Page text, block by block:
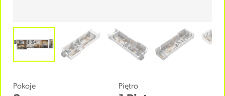
Pokoje Piętro